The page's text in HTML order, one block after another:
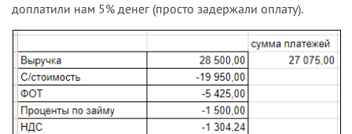
доплатили нам 5% денег (просто задержали оплату).